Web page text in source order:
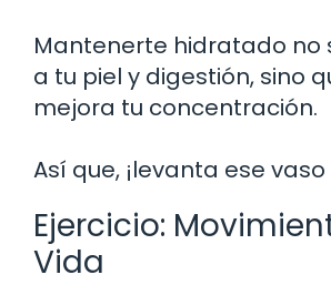
Mantenerte hidratado no
a tu piel y digestión, sino
mejora tu concentración.
Así que, ¡levanta ese
Ejercicio:
Vida